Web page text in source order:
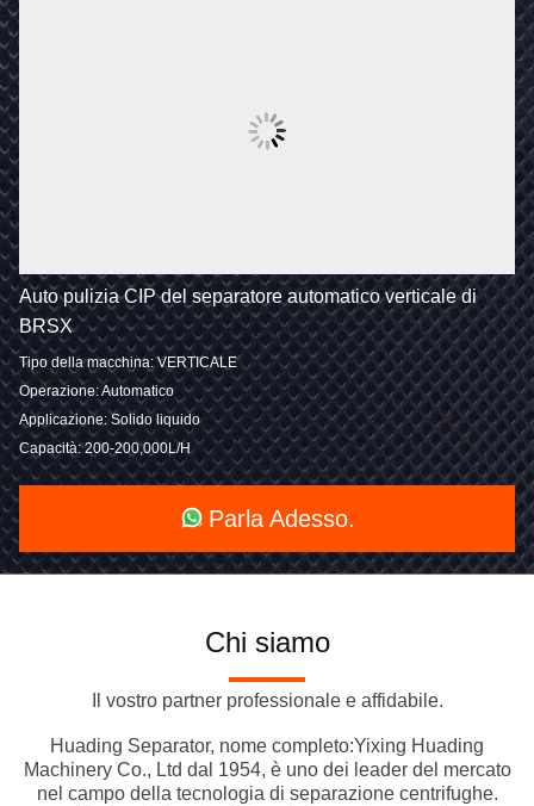
Auto pulizia CIP del separatore automatico verticale di
BRSX
Tipo della macchina: VERTICALE
Operazione: Automatico
Applicazione: Solido liquido
Capacità: 200-200,000L/H
Parla Adesso.
Chi siamo
Il vostro partner professionale e affidabile.
Huading Separator, nome completo:Yixing Huading
Machinery Co., Ltd dal 1954, è uno dei leader del mercato
nel campo della tecnologia di separazione centrifughe.